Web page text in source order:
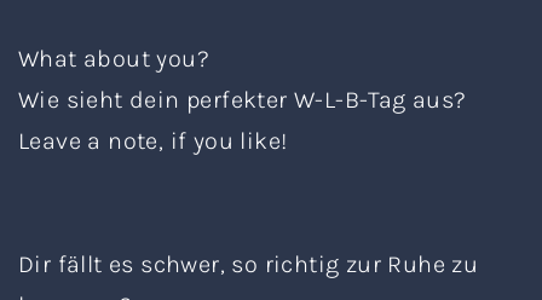
What about you?
Wie sieht dein perfekter W-L-B-Tag aus?
Leave a note, if you like!
Dir fällt es schwer, so richtig zur Ruhe zu